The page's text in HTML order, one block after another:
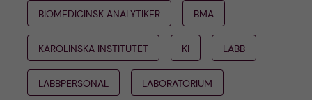
BIOMEDICINSK ANALYTIKER BMA
KAROLINSKA INSTITUTET KI LABB
LABBPERSONAL LABORATORIUM